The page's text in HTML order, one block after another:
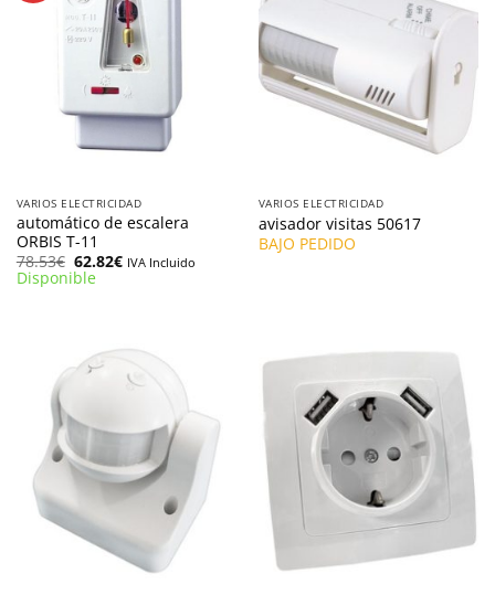
VARIOS ELECTRICIDAD
automático de escalera
ORBIS T-11
78.53€ El
precio
original
62.82€ElIVA Incluido
Disponible
VARIOS ELECTRICIDAD
avisador visitas 50617
BAJO PEDIDO